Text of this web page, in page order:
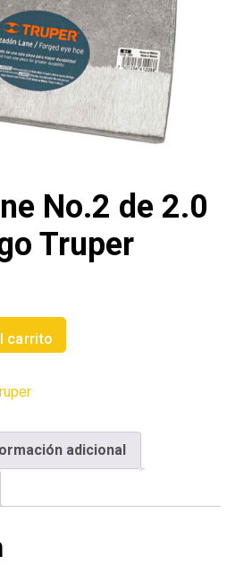
No.2 de 2.0
Truper
carrito
adicional